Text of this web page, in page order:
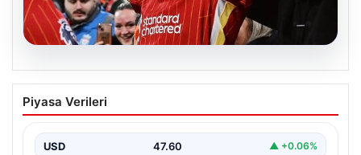
Yılın transferi! Mohamed Salah
İstanbul’a geliyor
Piyasa Verileri
USD 47.60 ▲ +0.06%